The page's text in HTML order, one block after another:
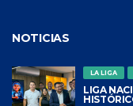
NOTICIAS
LA LIGA
LIGA